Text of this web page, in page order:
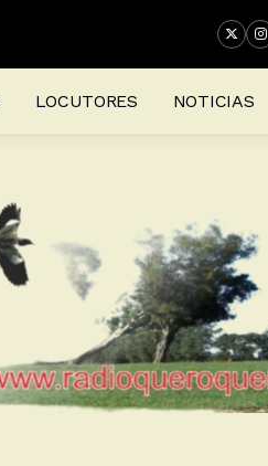
LOCUTORES NOTICIAS